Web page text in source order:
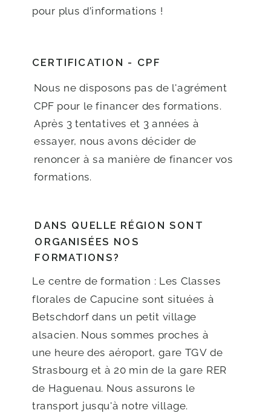
Le centre de formation : Les Classes
florales de Capucine sont situées à
Betschdorf dans un petit village
alsacien. Nous sommes proches à
une heure des aéroport, gare TGV de
Strasbourg et à 20 min de la gare RER
de Haguenau. Nous assurons le
transport jusqu'à notre village.
DANS QUELLE RÉGION SONT
ORGANISÉES NOS
FORMATIONS?
Nous ne disposons pas de l'agrément
CPF pour le financer des formations.
Après 3 tentatives et 3 années à
essayer, nous avons décider de
renoncer à sa manière de financer vos
formations.
CERTIFICATION - CPF
pour plus d’informations !